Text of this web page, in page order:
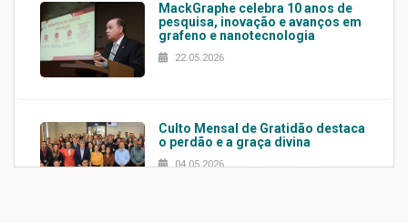
MackGraphe celebra 10 anos de
pesquisa, inovação e avanços em
grafeno e nanotecnologia
22.05.2026
Culto Mensal de Gratidão destaca
o perdão e a graça divina
04.05.2026